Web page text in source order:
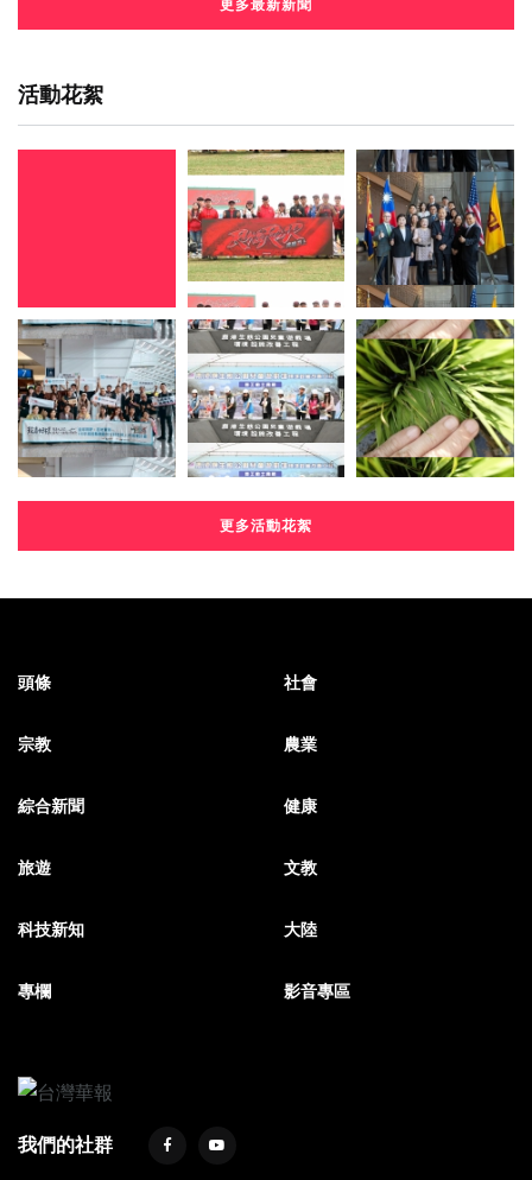
更多最新新聞
活動花絮
更多活動花絮
頭條 社會
宗教 農業
綜合新聞 健康
旅遊 文教
科技新知 大陸
專欄 影音專區
我們的社群